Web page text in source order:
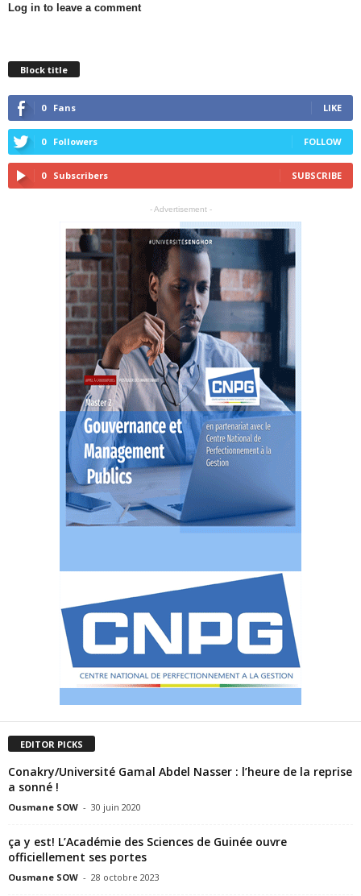
Log in to leave a comment
Block title
0 Fans LIKE
0 Followers FOLLOW
0 Subscribers SUBSCRIBE
- Advertisement -
EDITOR PICKS
Conakry/Université Gamal Abdel Nasser : l’heure de la reprise
a sonné !
Ousmane SOW - 30 juin 2020
ça y est! L’Académie des Sciences de Guinée ouvre
officiellement ses portes
Ousmane SOW - 28 octobre 2023